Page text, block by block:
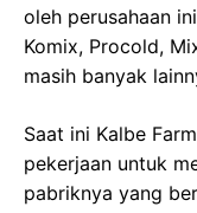
oleh perusahaan
Komix, Procold,
masih banyak
Saat ini Kalbe
pekerjaan untuk
pabriknya yang